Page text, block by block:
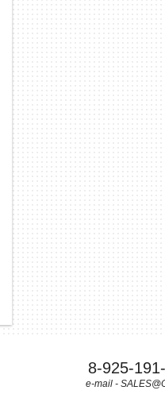
8-925-
e-mail -